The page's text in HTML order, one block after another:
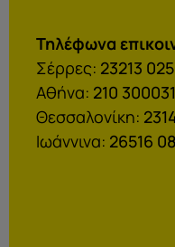
Τηλέφωνα
Σέρρες: 23213
Αθήνα: 210
Θεσσαλονίκη:
Ιωάννινα: 26516